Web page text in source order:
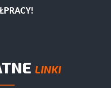
LINKI